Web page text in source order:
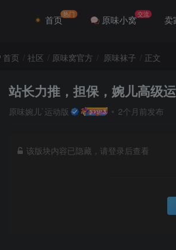
首页热门 原味小窝交流 卖
首页 社区 原味窝官方 原味袜子 正文
站长力推，担保，婉儿高级
原味婉儿`运动版 2个月前发布
该版块内容已隐藏，请登录后查看